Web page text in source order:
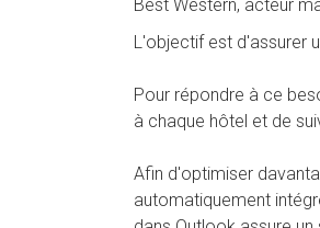
Best Western, acteur
L'objectif est d'assurer
Pour répondre à ce
à chaque hôtel et de
Afin d'optimiser
automatiquement